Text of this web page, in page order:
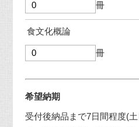
冊
食文化概論
冊
希望納期
受付後納品まで7日間程度(